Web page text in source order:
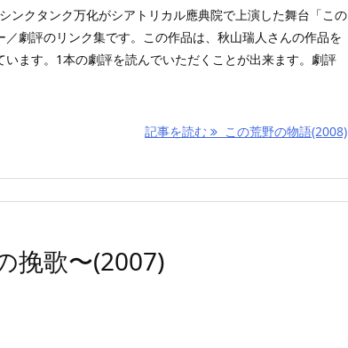
ンクタンク万化がシアトリカル應典院で上演した舞台「この
／劇評のリンク集です。この作品は、秋山瑞人さんの作品を
います。1本の劇評を読んでいただくことが出来ます。劇評
記事を読む この荒野の物語(2008)
挽歌〜(2007)